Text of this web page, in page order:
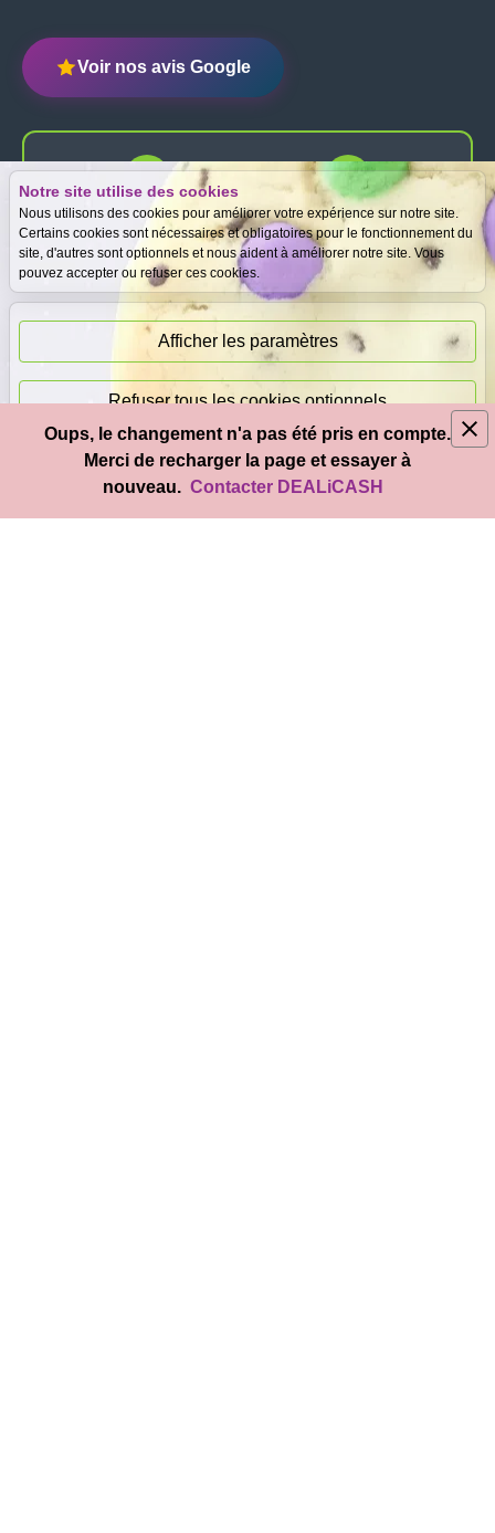
Notre site utilise des cookies
Nous utilisons des cookies pour améliorer votre expérience sur notre site.
Certains cookies sont nécessaires et obligatoires pour le fonctionnement du
site, d'autres sont optionnels et nous aident à améliorer notre site. Vous
pouvez accepter ou refuser ces cookies.
Afficher les paramètres
Refuser tous les cookies optionnels
Accepter tous les cookies
Voir nos avis Google
Expertise
gratuite
Meilleurs prix
garantis
Paiement
immédiat
© 2026 DEALiCASH- Tous droits réservés
Oups, le changement n'a pas été pris en compte.
Merci de recharger la page et essayer à
nouveau. Contacter DEALiCASH